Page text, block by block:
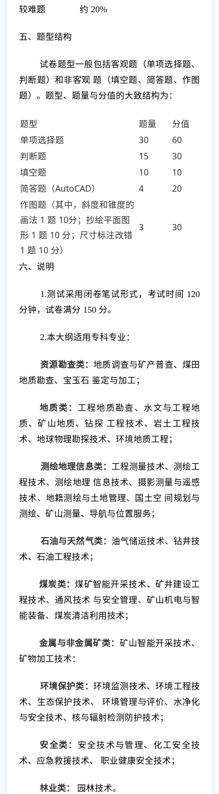
较难题 约 20%
五、题型结构
试卷题型一般包括客观题（单项选择题、
判断题）和非客观 题（填空题、简答题、作图
题）。题型、题量与分值的大致结构为：
题型 题量
分值
单项选择题
30
60
判断题
15
30
填空题
10
10
简答题（AutoCAD）
4
20
作图题（其中，斜度和锥度的
画法 1 题 10分；抄绘平面图
形 1 题 10 分；尺寸标注改错
1 题 10 分）
3 30
六、说明
1.测试采用闭卷笔试形式，考试时间 120
分钟，试卷满分 150 分。
2.本大纲适用专科专业：
资源勘查类：地质调查与矿产普查、煤田
地质勘查、宝玉石 鉴定与加工；
地质类：
工程地质勘查、水文与工程地
质、矿山地质、钻探 工程技术、岩土工程技
术、地球物理勘探技术、环境地质工程；
测绘地理信息类： 工程测量技术、测绘工
程技术、测绘地理 信息技术、摄影测量与遥感
技术、地籍测绘与土地管理、国土空 间规划与
测绘、矿山测量、导航与位置服务；
石油与天然气类： 油气储运技术、钻井技
术、石油工程技术；
煤炭类：煤矿智能开采技术、矿井建设工
程技术、通风技术 与安全管理、矿山机电与智
能装备、煤炭清洁利用技术；
金属与非金属矿类： 矿山智能开采技术、
矿物加工技术：
环境保护类： 环境监测技术、环境工程技
术、生态保护技术、 环境管理与评价、水净化
与安全技术、核与辐射检测防护技术；
安全类：
安全技术与管理、化工安全技
术、应急救援技术、 职业健康安全技术；
林业类： 园林技术。